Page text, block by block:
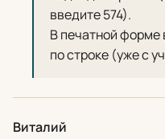
введите 574).
В печатной форме
по строке (уже с
Виталий